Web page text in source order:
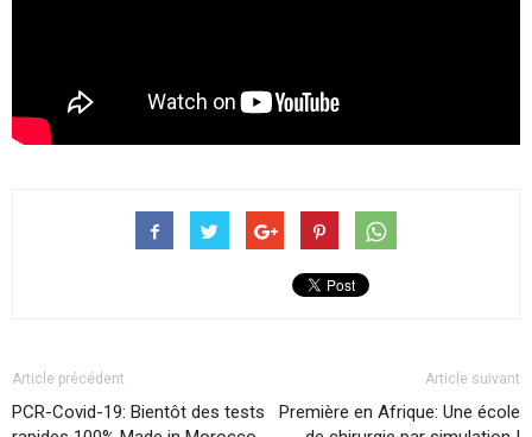
Article précédent
PCR-Covid-19: Bientôt des tests
Article suivant
Première en Afrique: Une école